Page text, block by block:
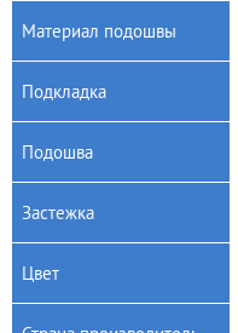
мокасины Befado Skate
Материал подошвы
Подкладка
Подошва
Застежка
Цвет